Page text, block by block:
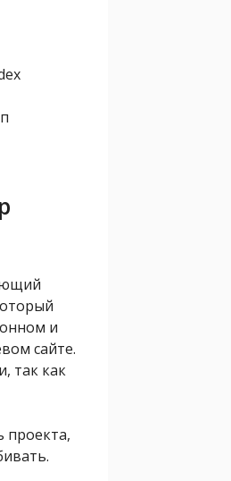
и
сайте.
так как
проекта,